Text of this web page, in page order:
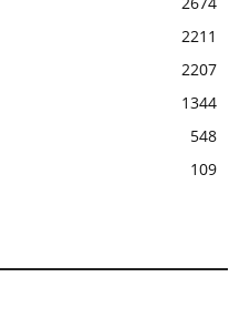
2211
2207
1344
548
109